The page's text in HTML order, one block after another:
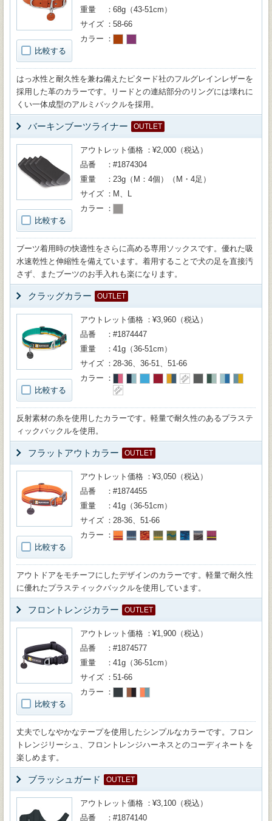
比較する
重量
68g（43-51cm）
サイズ
58-66
カラー
はっ水性と耐久性を兼ね備えたピタード社のフルグレインレザーを
採用した革のカラーです。リードとの連結部分のリングには壊れに
くい一体成型のアルミバックルを採用。
バーキンブーツライナー OUTLET
比較する
アウトレット価格
¥2,000（税込）
品番
#1874304
重量
23g（M：4個）（M・4足）
サイズ
M、L
カラー
ブーツ着用時の快適性をさらに高める専用ソックスです。優れた吸
水速乾性と伸縮性を備えています。着用することで犬の足を直接汚
さず、またブーツのお手入れも楽になります。
クラッグカラー OUTLET
比較する
アウトレット価格
¥3,960（税込）
品番
#1874447
重量
41g（36-51cm）
サイズ
28-36、36-51、51-66
カラー
反射素材の糸を使用したカラーです。軽量で耐久性のあるプラステ
ィックバックルを使用。
フラットアウトカラー OUTLET
比較する
アウトレット価格
¥3,050（税込）
品番
#1874455
重量
41g（36-51cm）
サイズ
28-36、51-66
カラー
アウトドアをモチーフにしたデザインのカラーです。軽量で耐久性
に優れたプラスティックバックルを使用しています。
フロントレンジカラー OUTLET
比較する
アウトレット価格
¥1,900（税込）
品番
#1874577
重量
41g（36-51cm）
サイズ
51-66
カラー
丈夫でしなやかなテープを使用したシンプルなカラーです。フロン
トレンジリーシュ、フロントレンジハーネスとのコーディネートを
楽しめます。
ブラッシュガード OUTLET
アウトレット価格
¥3,100（税込）
品番
#1874140